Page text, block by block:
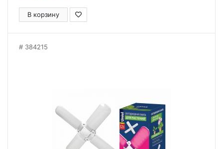
В корзину
384215